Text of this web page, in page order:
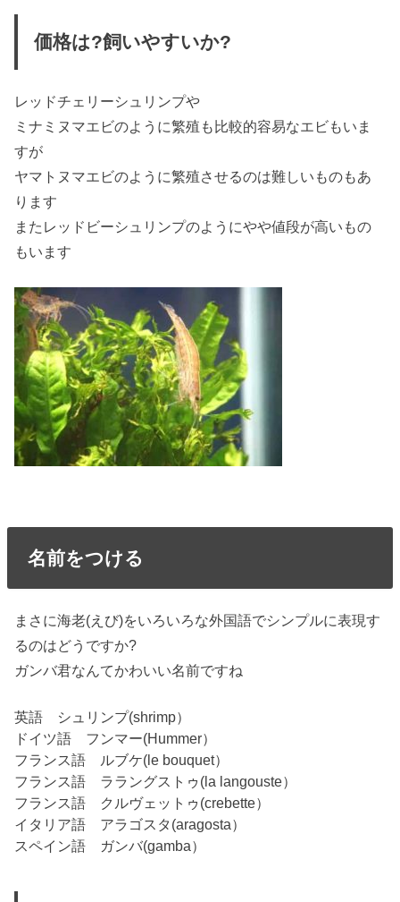
価格は?飼いやすいか?
レッドチェリーシュリンプや
ミナミヌマエビのように繁殖も比較的容易なエビもいま
すが
ヤマトヌマエビのように繁殖させるのは難しいものもあ
ります
またレッドビーシュリンプのようにやや値段が高いもの
もいます
名前をつける
まさに海老(えび)をいろいろな外国語でシンプルに表現す
るのはどうですか?
ガンバ君なんてかわいい名前ですね
英語 シュリンプ(shrimp）
ドイツ語 フンマー(Hummer）
フランス語 ルブケ(le bouquet）
フランス語 ララングストゥ(la langouste）
フランス語 クルヴェットゥ(crebette）
イタリア語 アラゴスタ(aragosta）
スペイン語 ガンバ(gamba）